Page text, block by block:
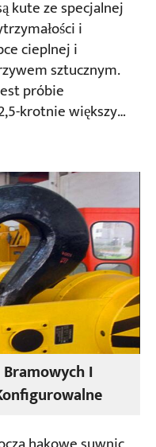
kute ze specjalnej
i
cieplnej i
sztucznym.
próbie
krotnie większym
produkty
I